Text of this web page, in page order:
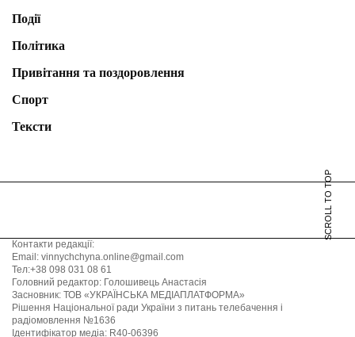
Події
Політика
Привітання та поздоровлення
Спорт
Тексти
SCROLL TO TOP
Контакти редакції:
Email: vinnychchyna.online@gmail.com
Тел:+38 098 031 08 61
Головний редактор: Голошивець Анастасія
Засновник: ТОВ «УКРАЇНСЬКА МЕДІАПЛАТФОРМА»
Рішення Національної ради України з питань телебачення і
радіомовлення №1636
Ідентифікатор медіа: R40-06396